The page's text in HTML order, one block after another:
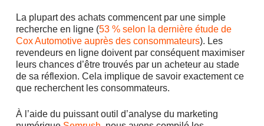
La plupart des achats commencent par une simple
recherche en ligne (53 % selon la dernière étude de
Cox Automotive auprès des consommateurs). Les
revendeurs en ligne doivent par conséquent maximiser
leurs chances d’être trouvés par un acheteur au stade
de sa réflexion. Cela implique de savoir exactement ce
que recherchent les consommateurs.
À l’aide du puissant outil d’analyse du marketing